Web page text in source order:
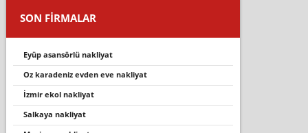
SON FİRMALAR
eyüp asansörlü nakliyat
oz karadeniz evden eve nakliyat
i̇zmir ekol nakliyat
salkaya nakliyat